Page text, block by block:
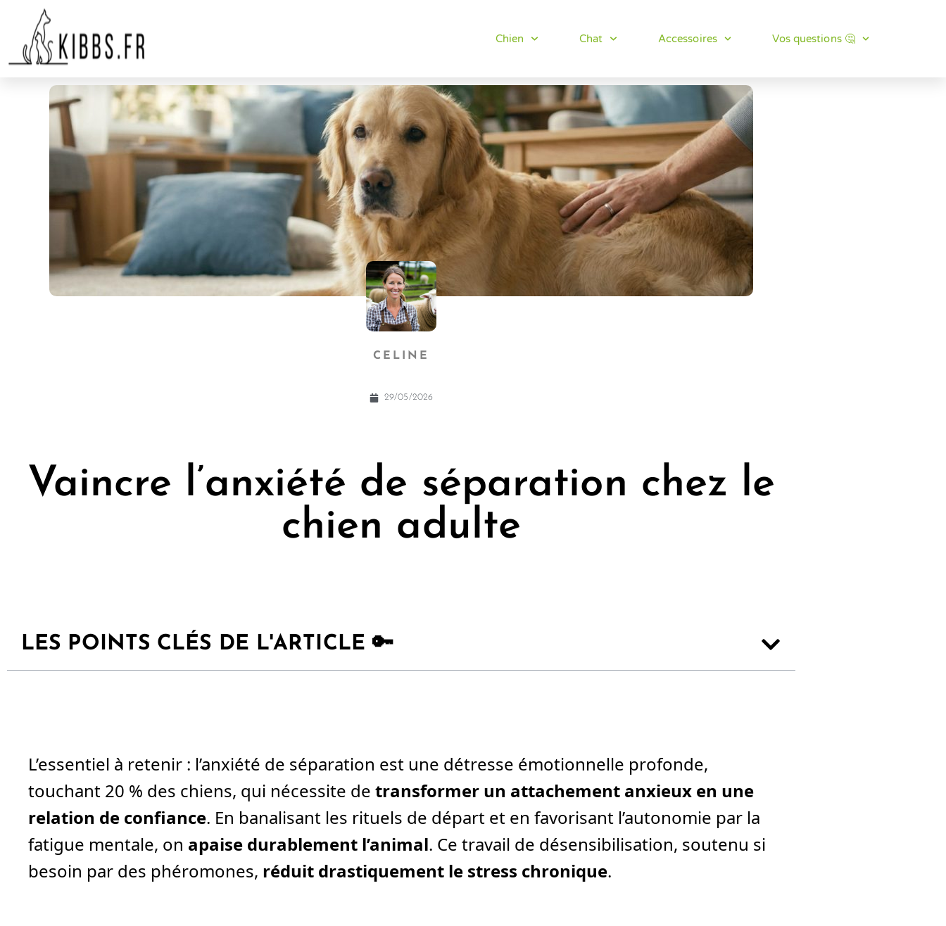
Chien Chat Accessoires Vos questions 🤔
CELINE
29/05/2026
Vaincre l’anxiété de séparation chez le
chien adulte
LES POINTS CLÉS DE L'ARTICLE 🔑
L’essentiel à retenir : l’anxiété de séparation est une détresse émotionnelle profonde,
touchant 20 % des chiens, qui nécessite de transformer un attachement anxieux en une
relation de confiance. En banalisant les rituels de départ et en favorisant l’autonomie par la
fatigue mentale, on apaise durablement l’animal. Ce travail de désensibilisation, soutenu si
besoin par des phéromones, réduit drastiquement le stress chronique.